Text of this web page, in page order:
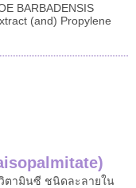
BARBADENSIS
(and) Propylene
วิตามินซี ชนิดละลายใน